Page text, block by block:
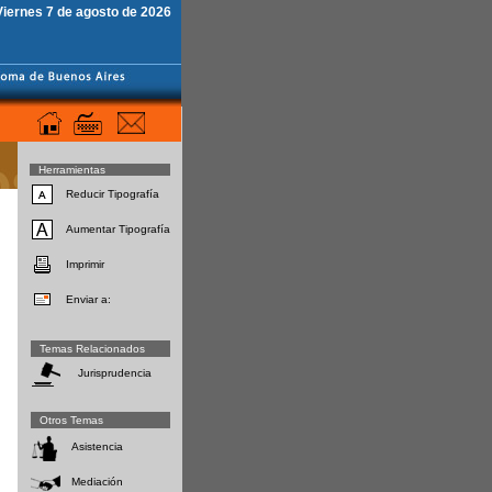
7 de agosto de 2026
Herramientas
Reducir Tipografía
Aumentar Tipografía
Imprimir
Enviar a:
Temas Relacionados
Jurisprudencia
Otros Temas
Asistencia
Mediación